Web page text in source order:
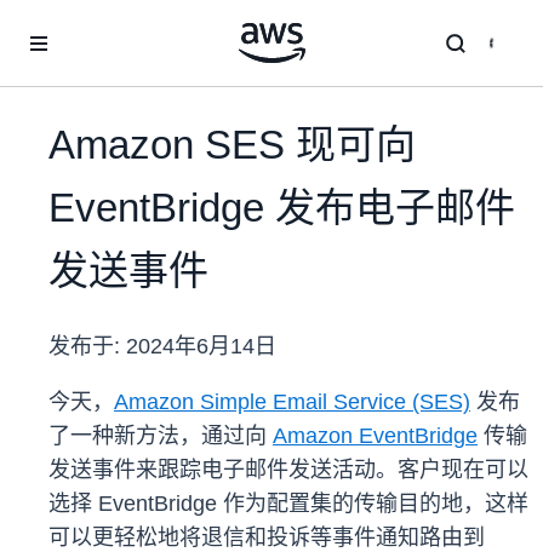
Amazon SES 现可向
EventBridge 发布电子邮件
发送事件
发布于: 2024年6月14日
今天， Amazon Simple Email Service (SES) 发布
了一种新方法，通过向 Amazon EventBridge 传输
发送事件来跟踪电子邮件发送活动。客户现在可以
选择 EventBridge 作为配置集的传输目的地，这样
可以更轻松地将退信和投诉等事件通知路由到